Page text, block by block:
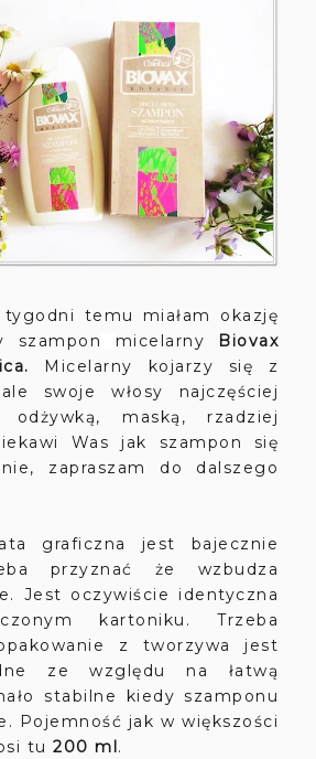
temu miałam okazję
szampon
micelarny
Biovax
Micelarny kojarzy się z
swoje włosy najczęściej
maską, rzadziej
Was jak szampon się
zapraszam do dalszego
graficzna jest bajecznie
przyznać że wzbudza
Jest oczywiście identyczna
kartoniku. Trzeba
z tworzywa jest
ze względu na łatwą
stabilne kiedy szamponu
Pojemność jak w większości
tu 200 ml .